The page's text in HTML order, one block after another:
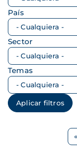
País
Sector
Temas